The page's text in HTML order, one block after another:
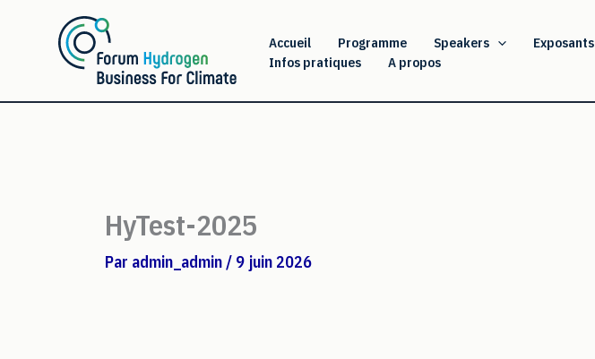
Accueil Programme Speakers Exposants
Infos pratiques
A propos
HyTest-2025
Par admin_admin / 9 juin 2026